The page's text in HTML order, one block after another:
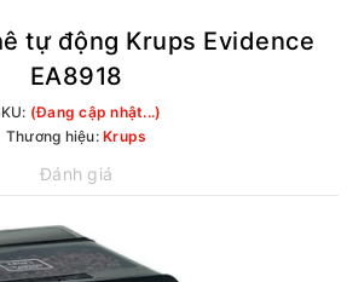
tự động Krups Evidence
EA8918
(Đang cập nhật...)
Thương hiệu: Krups
Đánh giá